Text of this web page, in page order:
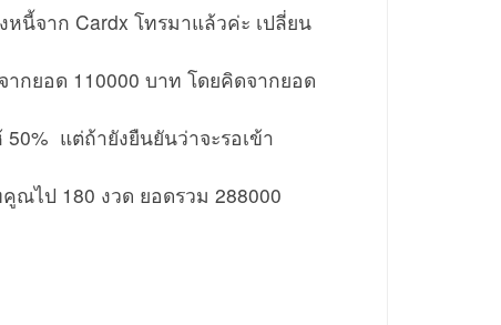
นี้จาก Cardx โทรมาแล้วค่ะ เปลี่ยน
ากยอด 110000 บาท โดยคิดจากยอด
แต่ถ้ายังยืนยันว่าจะรอเข้า
ณไป 180 งวด ยอดรวม 288000